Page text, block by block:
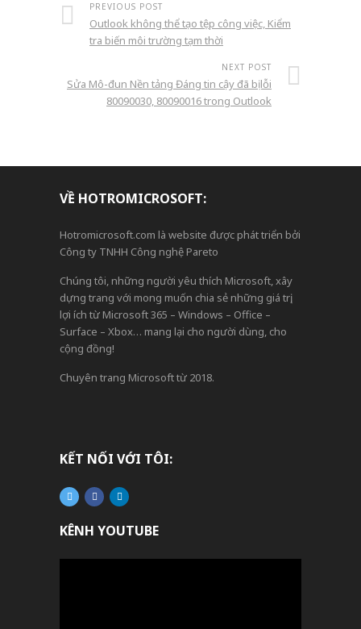
PREVIOUS POST
Outlook không thể tạo tệp công việc, Kiểm
tra biến môi trường tạm thời
NEXT POST
Sửa Mô-đun Nền tảng Đáng tin cậy đã bị lỗi
80090030, 80090016 trong Outlook
VỀ HOTROMICROSOFT:
Hotromicrosoft.com là website được phát triển bởi
Công ty TNHH Công nghệ Pareto
Chúng tôi, những người yêu thích Microsoft, xây
dựng trang với mong muốn chia sẻ những giá trị,
lợi ích từ Microsoft 365 – Windows – Office –
Surface – Xbox… mang lại cho người dùng, cho
cộng đồng!
Chuyên trang Microsoft từ 2018.
KẾT NỐI VỚI TÔI:
KÊNH YOUTUBE